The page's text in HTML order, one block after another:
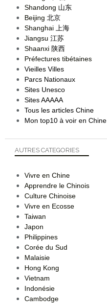
Shandong 山东
Beijing 北京
Shanghai 上海
Jiangsu 江苏
Shaanxi 陕西
Préfectures tibétaines
Vieilles Villes
Parcs Nationaux
Sites Unesco
Sites AAAAA
Tous les articles Chine
Mon top10 à voir en Chine
AUTRES CATEGORIES
Vivre en Chine
Apprendre le Chinois
Culture Chinoise
Vivre en Ecosse
Taiwan
Japon
Philippines
Corée du Sud
Malaisie
Hong Kong
Vietnam
Indonésie
Cambodge